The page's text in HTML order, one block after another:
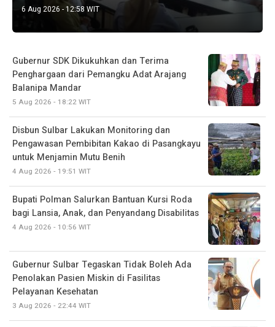
6 Aug 2026 - 12:58 WIT
Gubernur SDK Dikukuhkan dan Terima
Penghargaan dari Pemangku Adat Arajang
Balanipa Mandar
5 Aug 2026 - 18:22 WIT
Disbun Sulbar Lakukan Monitoring dan
Pengawasan Pembibitan Kakao di Pasangkayu
untuk Menjamin Mutu Benih
4 Aug 2026 - 19:51 WIT
Bupati Polman Salurkan Bantuan Kursi Roda
bagi Lansia, Anak, dan Penyandang Disabilitas
4 Aug 2026 - 10:56 WIT
Gubernur Sulbar Tegaskan Tidak Boleh Ada
Penolakan Pasien Miskin di Fasilitas
Pelayanan Kesehatan
3 Aug 2026 - 22:44 WIT